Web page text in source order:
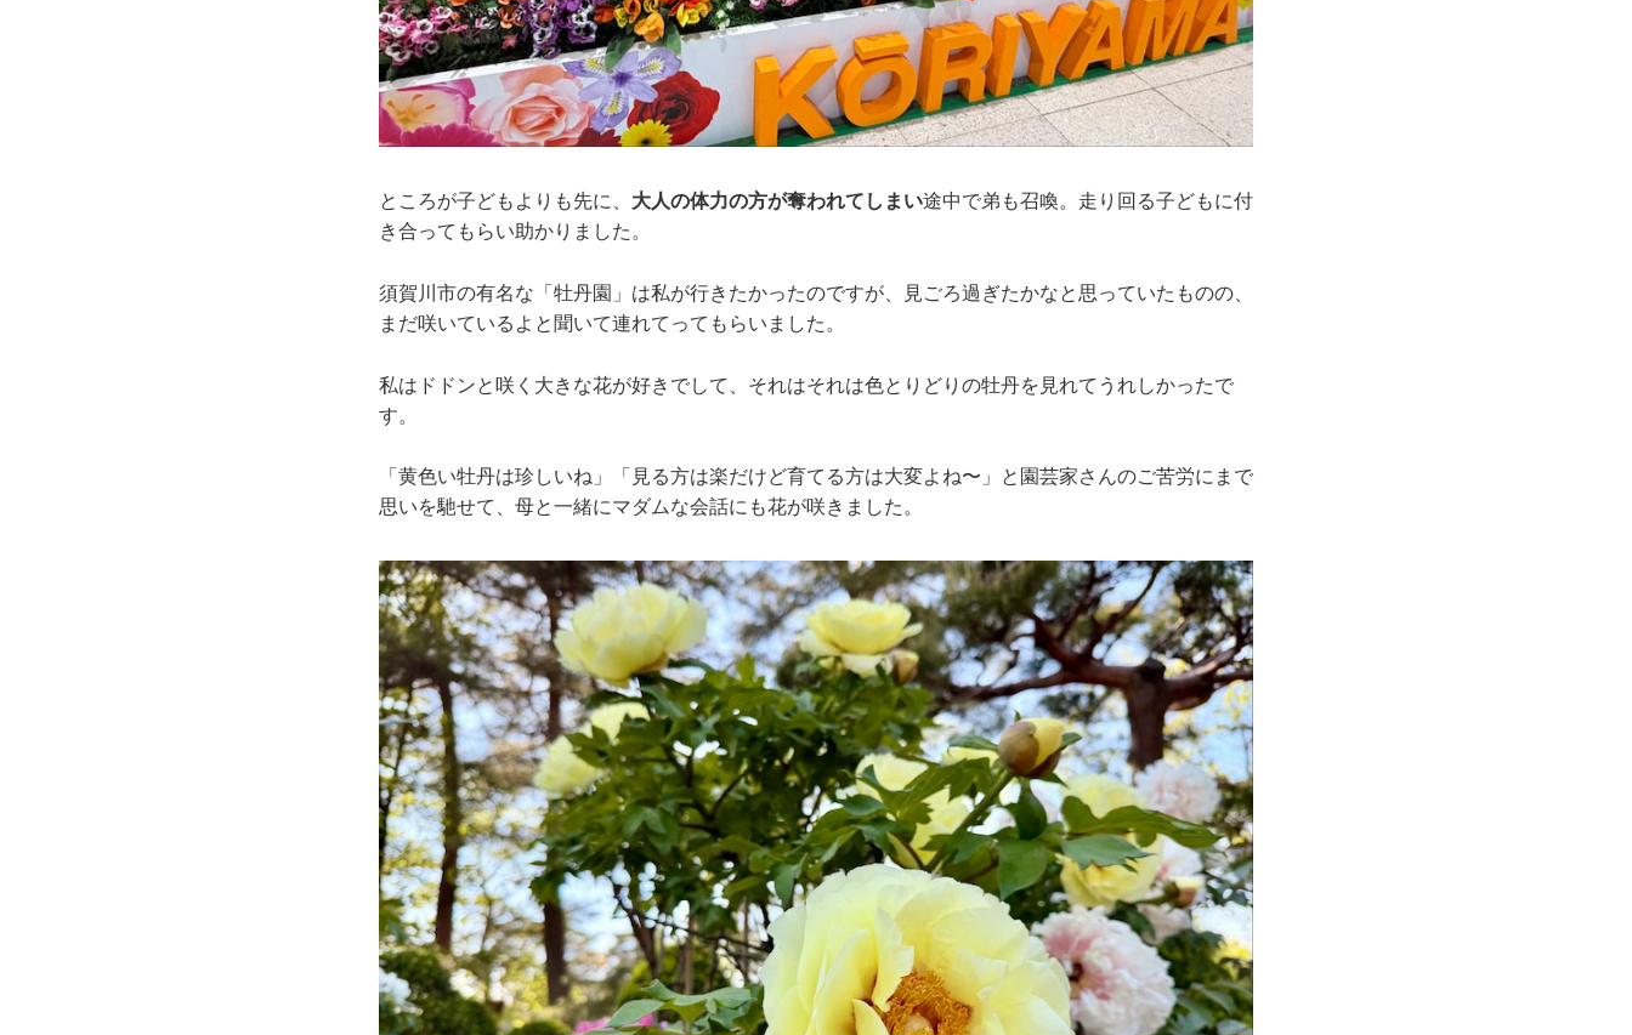
ところが子どもよりも先に、 大人の体力の方が奪われてしまい途中で弟も召喚。走り回る子どもに付
き合ってもらい助かりました。
須賀川市の有名な「牡丹園」は私が行きたかったのですが、見ごろ過ぎたかなと思っていたものの、
まだ咲いているよと聞いて連れてってもらいました。
私はドドンと咲く大きな花が好きでして、それはそれは色とりどりの牡丹を見れてうれしかったで
す。
「黄色い牡丹は珍しいね」「見る方は楽だけど育てる方は大変よね〜」と園芸家さんのご苦労にまで
思いを馳せて、母と一緒にマダムな会話にも花が咲きました。